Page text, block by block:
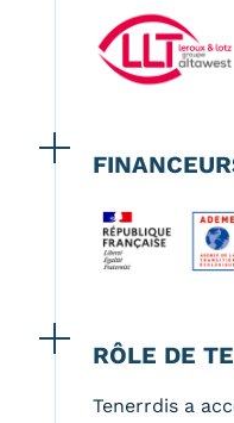
RÔLE DE
Tenerrdis a